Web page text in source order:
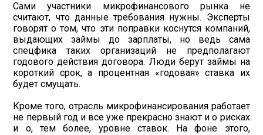
Сами участники микрофинансового рынка не
считают, что данные требования нужны. Эксперты
говорят о том, что эти поправки коснутся компаний,
выдающих займы до зарплаты, но ведь сама
спецфика таких организаций не предполагают
годового действия договора. Люди берут займы на
короткий срок, а процентная «годовая» ставка их
будет смущать.
Кроме того, отрасль микрофинансирования работает
не первый год и все уже прекрасно знают и о рисках
и о, тем более, уровне ставок. На фоне этого,